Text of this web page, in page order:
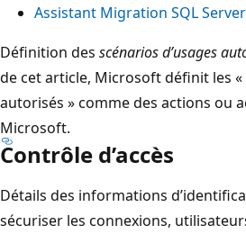
Assistant Migration SQL Server
Définition des scénarios d’usages
de cet article, Microsoft définit les «
autorisés » comme des actions ou
Microsoft.
Contrôle d’accès
Détails des informations
sécuriser les connexions,